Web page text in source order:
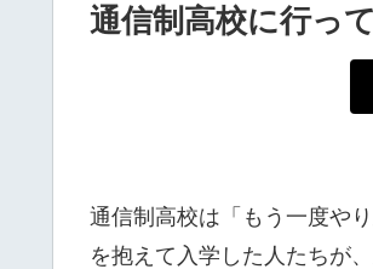
通信制高校に行っ
通信制高校は「もう一度や
を抱えて入学した人たちが